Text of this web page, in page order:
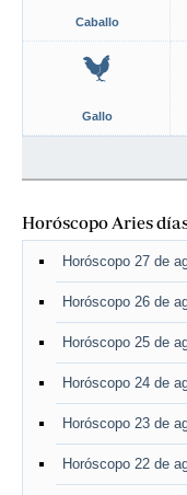
Caballo
Gallo
Horóscopo Aries
Horóscopo 27 de
Horóscopo 26 de
Horóscopo 25 de
Horóscopo 24 de
Horóscopo 23 de
Horóscopo 22 de